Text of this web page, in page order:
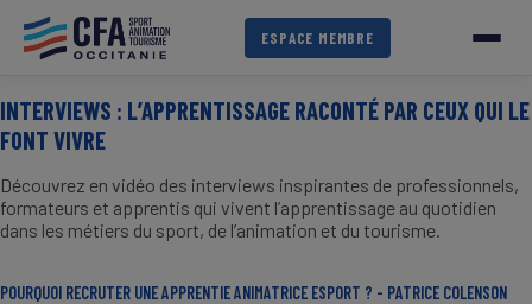
contenu
ESPACE MEMBRE
INTERVIEWS : L’APPRENTISSAGE RACONTÉ PAR CEUX QUI LE
FONT VIVRE
Découvrez en vidéo des interviews inspirantes de professionnels,
formateurs et apprentis qui vivent l’apprentissage au quotidien
dans les métiers du sport, de l’animation et du tourisme.
POURQUOI RECRUTER UNE APPRENTIE ANIMATRICE ESPORT ? - PATRICE COLENSON